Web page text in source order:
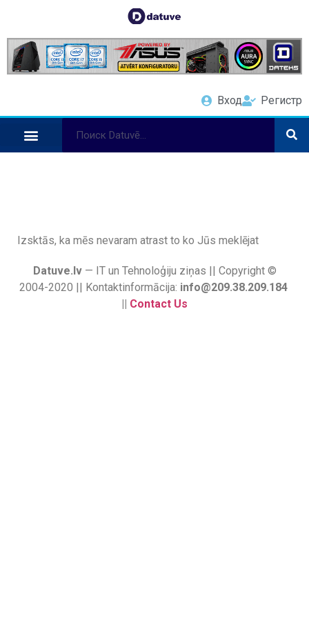
Вход Регистр
Izsktās, ka mēs nevaram atrast to ko Jūs meklējat
Datuve.lv— IT un Tehnoloģiju ziņas || Copyright ©
2004-2020 || Kontaktinformācija: info@209.38.209.184
|| Contact Us